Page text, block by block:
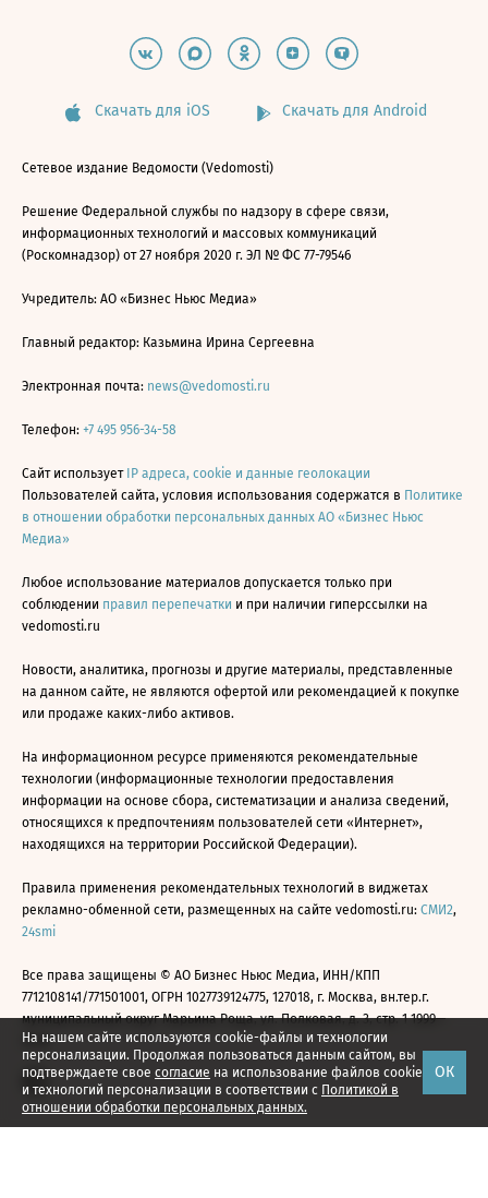
На нашем сайте используются cookie-файлы и технологии
персонализации. Продолжая пользоваться данным сайтом, вы
подтверждаете свое согласие на использование файлов cookie
и технологий персонализации в соответствии с Политикой в
отношении обработки персональных данных.
ОК
Скачать для iOS Скачать для Android
Сетевое издание Ведомости (Vedomosti)
Решение Федеральной службы по надзору в сфере связи,
информационных технологий и массовых коммуникаций
(Роскомнадзор) от 27 ноября 2020 г. ЭЛ № ФС 77-79546
Учредитель: АО «Бизнес Ньюс Медиа»
Главный редактор: Казьмина Ирина Сергеевна
Электронная почта: news@vedomosti.ru
Телефон: +7 495 956-34-58
Сайт использует IP адреса, cookie и данные геолокации
Пользователей сайта, условия использования содержатся в Политике
в отношении обработки персональных данных АО «Бизнес Ньюс
Медиа»
Любое использование материалов допускается только при
соблюдении правил перепечатки и при наличии гиперссылки на
vedomosti.ru
Новости, аналитика, прогнозы и другие материалы, представленные
на данном сайте, не являются офертой или рекомендацией к покупке
или продаже каких-либо активов.
На информационном ресурсе применяются рекомендательные
технологии (информационные технологии предоставления
информации на основе сбора, систематизации и анализа сведений,
относящихся к предпочтениям пользователей сети «Интернет»,
находящихся на территории Российской Федерации).
Правила применения рекомендательных технологий в виджетах
рекламно-обменной сети, размещенных на сайте vedomosti.ru: СМИ2,
24smi
Все права защищены © АО Бизнес Ньюс Медиа, ИНН/КПП
7712108141/771501001, ОГРН 1027739124775, 127018, г. Москва, вн.тер.г.
муниципальный округ Марьина Роща, ул. Полковая, д. 3, стр. 1 1999—
2026